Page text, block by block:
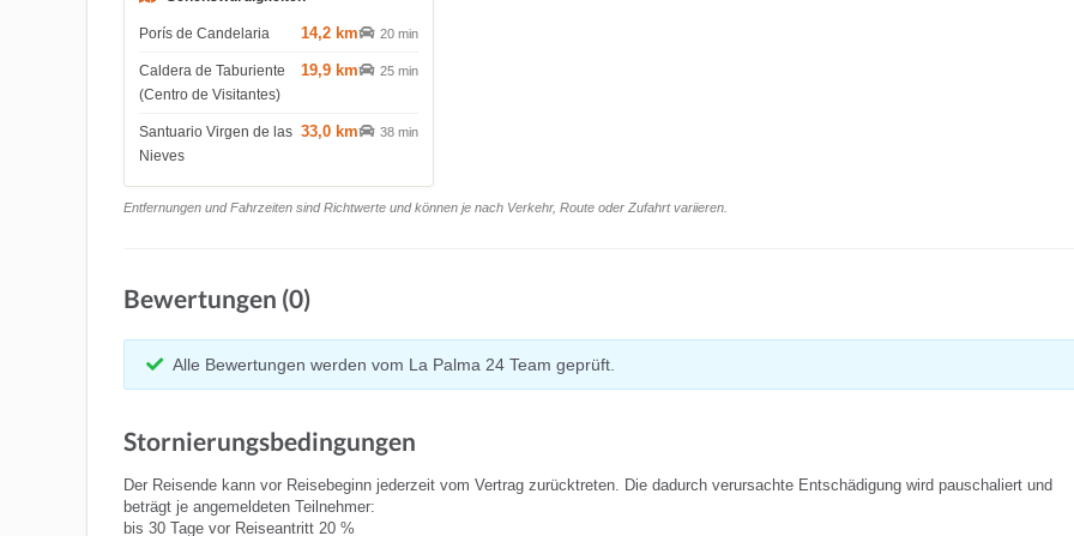
Porís de Candelaria 14,2 km 20 min
Caldera de Taburiente
(Centro de Visitantes)
19,9 km 25 min
Santuario Virgen de las
Nieves
33,0 km 38 min
Entfernungen und Fahrzeiten sind Richtwerte und können je nach Verkehr, Route oder Zufahrt variieren.
Bewertungen (0)
Alle Bewertungen werden vom La Palma 24 Team geprüft.
Stornierungsbedingungen
Der Reisende kann vor Reisebeginn jederzeit vom Vertrag zurücktreten. Die dadurch verursachte Entschädigung wird pauschaliert und
beträgt je angemeldeten Teilnehmer:
bis 30 Tage vor Reiseantritt 20 %